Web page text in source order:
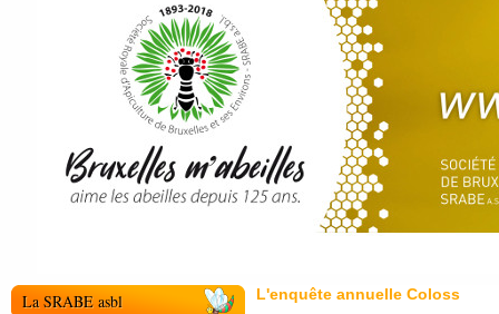
La SRABE asbl
L'enquête annuelle Coloss